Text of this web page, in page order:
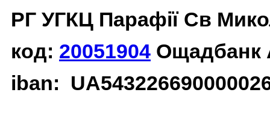
РГ УГКЦ Парафії Св
код: 20051904 Ощадбанк
iban: